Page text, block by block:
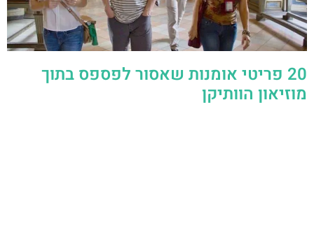
20 פריטי אומנות שאסור לפספס בתוך
מוזיאון הוותיקן